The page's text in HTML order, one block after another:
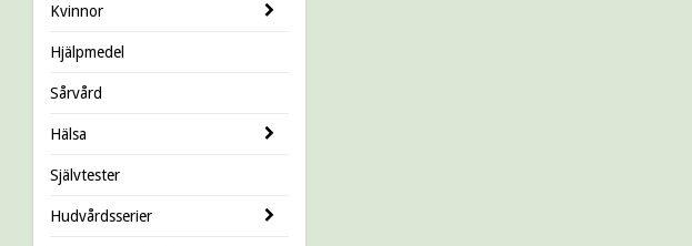
Kvinnor
Hjälpmedel
Sårvård
Hälsa
Självtester
Hudvårdsserier